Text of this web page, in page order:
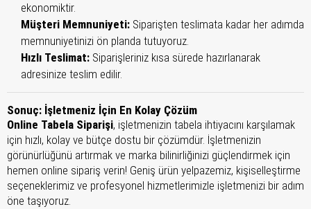
ekonomiktir.
Müşteri Memnuniyeti: Siparişten teslimata kadar her adımda
memnuniyetinizi ön planda tutuyoruz.
Hızlı Teslimat: Siparişleriniz kısa sürede hazırlanarak
adresinize teslim edilir.
Sonuç: İşletmeniz İçin En Kolay Çözüm
Online Tabela Siparişi, işletmenizin tabela ihtiyacını karşılamak
için hızlı, kolay ve bütçe dostu bir çözümdür. İşletmenizin
görünürlüğünü artırmak ve marka bilinirliğinizi güçlendirmek için
hemen online sipariş verin! Geniş ürün yelpazemiz, kişiselleştirme
seçeneklerimiz ve profesyonel hizmetlerimizle işletmenizi bir adım
öne taşıyoruz.